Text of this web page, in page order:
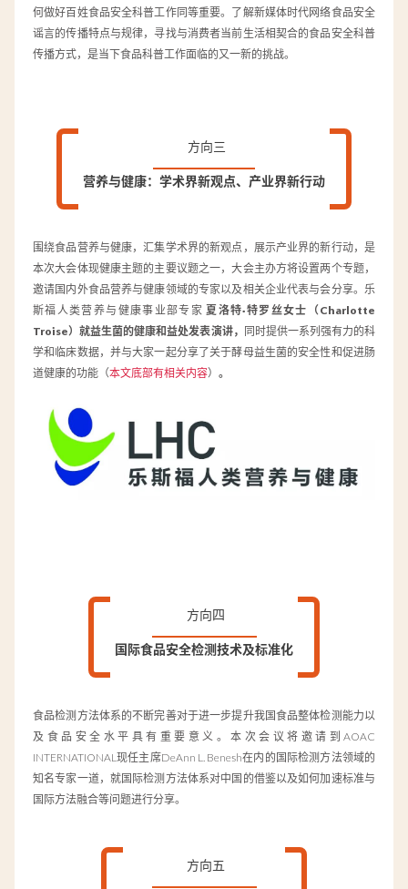
何做好百姓食品安全科普工作同等重要。了解新媒体时代网络食品安全
谣言的传播特点与规律，寻找与消费者当前生活相契合的食品安全科普
传播方式，是当下食品科普工作面临的又一新的挑战。
方向三
营养与健康：学术界新观点、产业界新行动
围绕食品营养与健康，汇集学术界的新观点，展示产业界的新行动，是
本次大会体现健康主题的主要议题之一，大会主办方将设置两个专题，
邀请国内外食品营养与健康领域的专家以及相关企业代表与会分享。乐
斯福人类营养与健康事业部专家 夏洛特·特罗丝女士（Charlotte
Troise）就益生菌的健康和益处发表演讲， 同时提供一系列强有力的科
学和临床数据，并与大家一起分享了关于酵母益生菌的安全性和促进肠
道健康的功能（本文底部有相关内容） 。
方向四
国际食品安全检测技术及标准化
食品检测方法体系的不断完善对于进一步提升我国食品整体检测能力以
及食品安全水平具有重要意义。本次会议将邀请到AOAC
INTERNATIONAL现任主席DeAnn L. Benesh在内的国际检测方法领域的
知名专家一道，就国际检测方法体系对中国的借鉴以及如何加速标准与
国际方法融合等问题进行分享。
方向五